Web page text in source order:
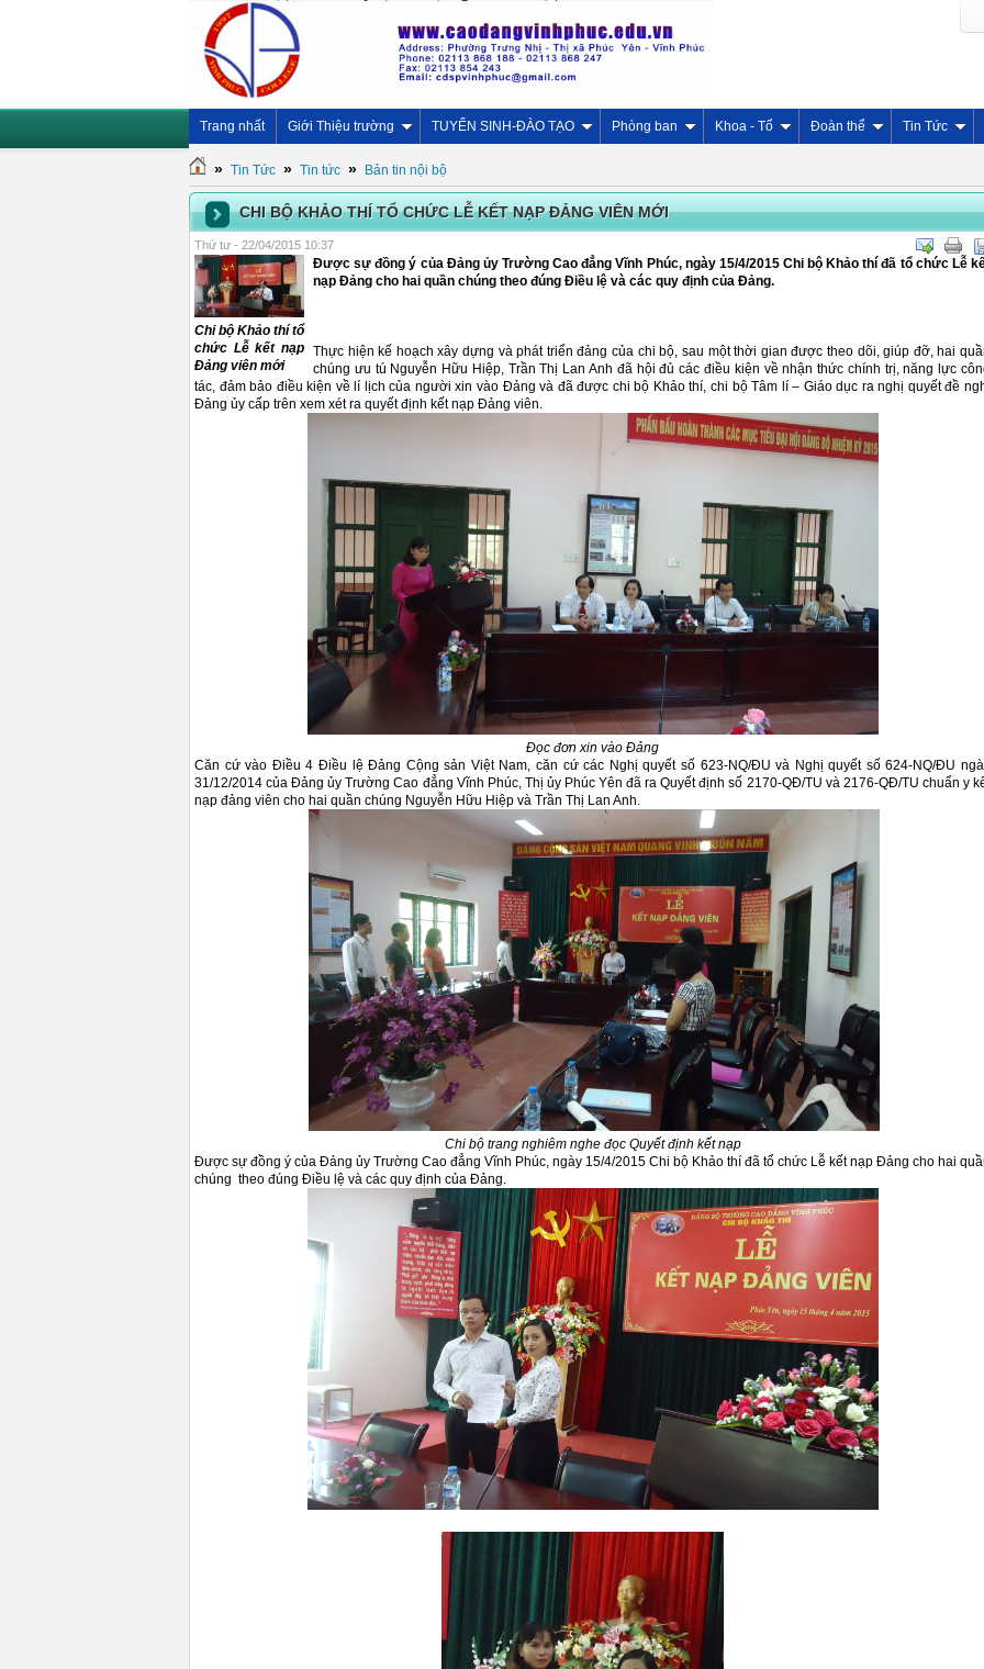
Trang nhất Giới Thiệu trường TUYỂN SINH-ĐÀO TẠO Phòng ban Khoa - Tổ Đoàn thể Tin Tức
» Tin Tức » Tin tức » Bản tin nội bộ
CHI BỘ KHẢO THÍ TỔ CHỨC LỄ KẾT NẠP ĐẢNG VIÊN MỚI
Thứ tư - 22/04/2015 10:37
Chi bộ Khảo thí tổ
chức Lễ kết nạp
Đảng viên mới
Được sự đồng ý của Đảng ủy Trường Cao đẳng Vĩnh Phúc, ngày 15/4/2015 Chi bộ Khảo thí đã tổ chức Lễ
nạp Đảng cho hai quần chúng theo đúng Điều lệ và các quy định của Đảng.
Thực hiện kế hoạch xây dựng và phát triển đảng của chi bộ, sau một thời gian được theo dõi, giúp đỡ, hai
chúng ưu tú Nguyễn Hữu Hiệp, Trần Thị Lan Anh đã hội đủ các điều kiện về nhận thức chính trị, năng lực
tác, đảm bảo điều kiện về lí lịch của người xin vào Đảng và đã được chi bộ Khảo thí, chi bộ Tâm lí – Giáo dục ra nghị quyết đề
Đảng ủy cấp trên xem xét ra quyết định kết nạp Đảng viên.
Đọc đơn xin vào Đảng
Căn cứ vào Điều 4 Điều lệ Đảng Cộng sản Việt Nam, căn cứ các Nghị quyết số 623-NQ/ĐU và Nghị quyết số 624-NQ/ĐU
31/12/2014 của Đảng ủy Trường Cao đẳng Vĩnh Phúc, Thị ủy Phúc Yên đã ra Quyết định số 2170-QĐ/TU và 2176-QĐ/TU chuẩn y
nạp đảng viên cho hai quần chúng Nguyễn Hữu Hiệp và Trần Thị Lan Anh.
Chi bộ trang nghiêm nghe đọc Quyết định kết nạp
Được sự đồng ý của Đảng ủy Trường Cao đẳng Vĩnh Phúc, ngày 15/4/2015 Chi bộ Khảo thí đã tổ chức Lễ kết nạp Đảng cho hai
chúng theo đúng Điều lệ và các quy định của Đảng.